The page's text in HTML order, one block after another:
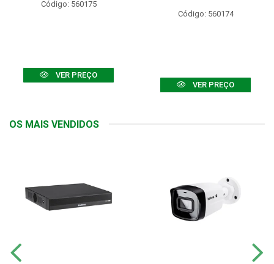
Código: 560175
VER PREÇO
Código: 560174
VER PREÇO
OS MAIS VENDIDOS